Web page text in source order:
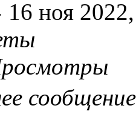
16 ноя